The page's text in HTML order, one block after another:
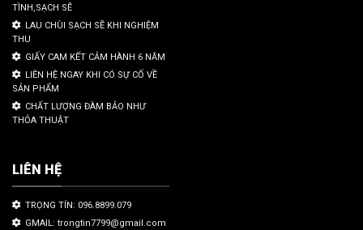
TÌNH,SẠCH SẼ
LAU CHÙI SẠCH SẼ KHI NGHIỆM
THU
GIẤY CAM KẾT CẢM HÀNH 6 NĂM
LIÊN HỆ NGAY KHI CÓ SỰ CỐ VỀ
SẢN PHẨM
CHẤT LƯỢNG ĐÀM BẢO NHƯ
THỎA THUẬT
LIÊN HỆ
TRỌNG TÍN: 096.8899.079
GMAIL: trongtin7799@gmail.com